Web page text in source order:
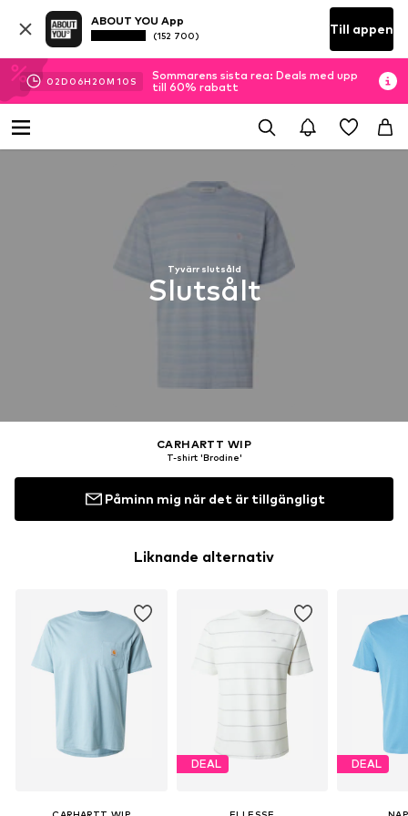
ABOUT YOU App
(152 700) Till appen
02D 06H 20M 10 S
Sommarens sista rea: Deals med upp
till 60% rabatt
Tyvärr slutsåld
Slutsålt
CARHARTT WIP
T-shirt 'Brodine'
Påminn mig när det är tillgängligt
Liknande alternativ
DEAL DEAL